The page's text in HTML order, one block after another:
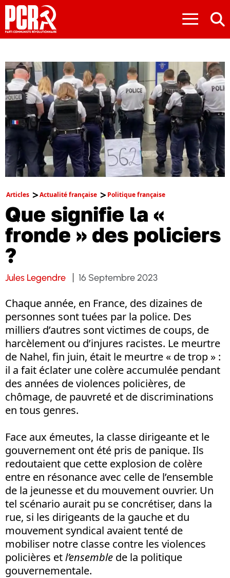
≡
Articles Actualité française Politique française
Que signifie la «
fronde » des policiers
?
Jules Legendre 16 Septembre 2023
Chaque année, en France, des dizaines de
personnes sont tuées par la police. Des
milliers d’autres sont victimes de coups, de
harcèlement ou d’injures racistes. Le meurtre
de Nahel, fin juin, était le meurtre « de trop » :
il a fait éclater une colère accumulée pendant
des années de violences policières, de
chômage, de pauvreté et de discriminations
en tous genres.
Face aux émeutes, la classe dirigeante et le
gouvernement ont été pris de panique. Ils
redoutaient que cette explosion de colère
entre en résonance avec celle de l’ensemble
de la jeunesse et du mouvement ouvrier. Un
tel scénario aurait pu se concrétiser, dans la
rue, si les dirigeants de la gauche et du
mouvement syndical avaient tenté de
mobiliser notre classe contre les violences
policières etl’ensemble de la politique
gouvernementale.